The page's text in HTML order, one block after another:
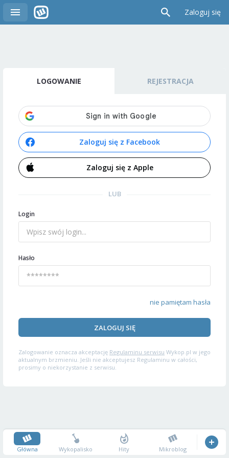
Zaloguj się
LOGOWANIE REJESTRACJA
Zaloguj się z Facebook
Zaloguj się z Apple
LUB
Login
Hasło
nie pamiętam hasła
ZALOGUJ SIĘ
Zalogowanie oznacza akceptację Regulaminu serwisu Wykop.pl w jego
aktualnym brzmieniu. Jeśli nie akceptujesz Regulaminu w całości,
prosimy o niekorzystanie z serwisu.
Główna Wykopalisko Hity Mikroblog